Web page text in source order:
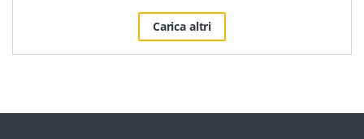
Carica altri